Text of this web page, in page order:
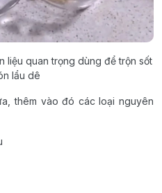
liệu quan trọng dùng để trộn sốt
lẩu dê
thêm vào đó các loại nguyên